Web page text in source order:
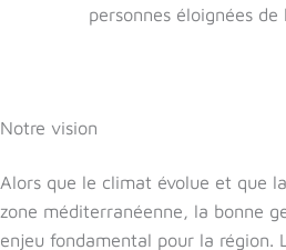
personnes éloignées de
Notre vision
Alors que le climat évolue et que
zone méditerranéenne, la bonne
enjeu fondamental pour la région.